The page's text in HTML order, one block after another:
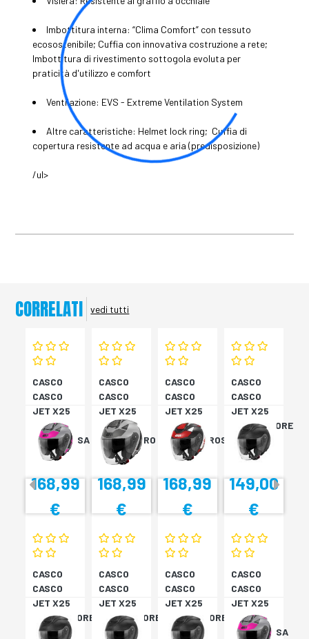
Imbottitura interna: “Clima Comfort” con tessuto
ecosostenibile; Cuffia con innovativa costruzione a rete;
Imbottitura di rivestimento sottogola evoluta per
praticità d'utilizzo e comfort
Ventilazione: EVS - Extreme Ventilation System
Altre caratteristiche: Helmet lock ring; Cuffia di
copertura resistente ad acqua e aria (predisposizione)
/ul>
CORRELATI vedi tutti
CASCO
CASCO
JET X25
TARGET
TITAN/ROSA
XS
168,99
€
CASCO
CASCO
JET X25
TARGET
TITAN/NERO
S
168,99
€
CASCO
CASCO
JET X25
TARGET
NER/BIA/ROSS
168,99
€
CASCO
CASCO
JET X25
MONOCOLORE
NERO XS
149,00
€
CASCO
CASCO
JET X25
MONOCOLORE
NERO XS
CASCO
CASCO
JET X25
MONOCOLORE
NERO XS
CASCO
CASCO
JET X25
MONOCOLORE
NERO XS
CASCO
CASCO
JET X25
TARGET
TITAN/ROSA